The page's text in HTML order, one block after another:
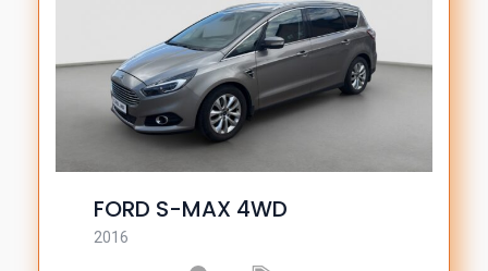
FORD S-MAX 4WD
2016